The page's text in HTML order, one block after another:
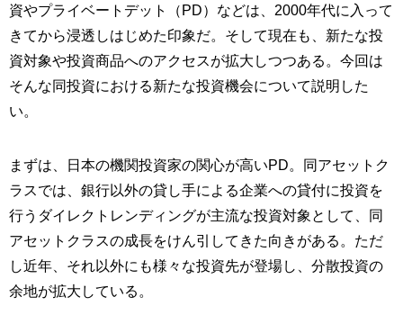
資やプライベートデット（PD）などは、2000年代に入って
きてから浸透しはじめた印象だ。そして現在も、新たな投
資対象や投資商品へのアクセスが拡大しつつある。今回は
そんな同投資における新たな投資機会について説明した
い。
まずは、日本の機関投資家の関心が高いPD。同アセットク
ラスでは、銀行以外の貸し手による企業への貸付に投資を
行うダイレクトレンディングが主流な投資対象として、同
アセットクラスの成長をけん引してきた向きがある。ただ
し近年、それ以外にも様々な投資先が登場し、分散投資の
余地が拡大している。